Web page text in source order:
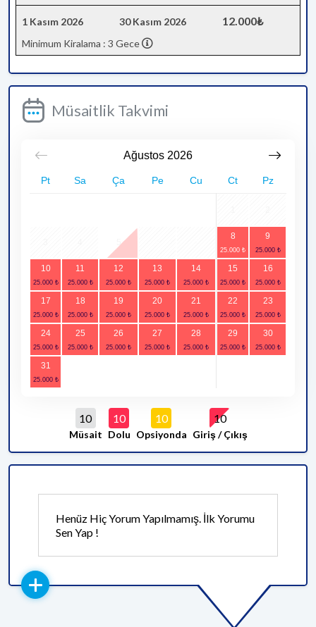
1 Kasım 2026 30 Kasım 2026 12.000₺
Minimum Kiralama : 3 Gece
Müsaitlik Takvimi
Ağustos 2026
Pt Sa Ça Pe Cu Ct Pz
5
8 9
10 11 12 13 14 15 16
17 18 19 20 21 22 23
24 25 26 27 28 29 30
31
10
Müsait
10
Dolu
10
Opsiyonda
10
Giriş / Çıkış
Henüz Hiç Yorum Yapılmamış. İlk Yorumu
Sen Yap !